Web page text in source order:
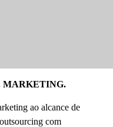
MARKETING.
ao alcance de
com